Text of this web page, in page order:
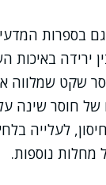
בספרות
ירידה באיכות
שקט שמלווה
של חוסר שינה
לעלייה
נוספות.